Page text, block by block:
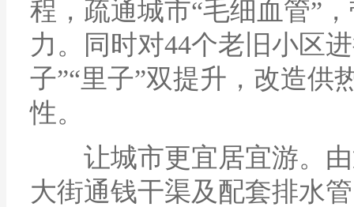
程，疏通城市“毛细血管”
力。同时对44个老旧小区
子”“里子”双提升，改造供
性。
让城市更宜居宜游。由
大街通钱干渠及配套排水